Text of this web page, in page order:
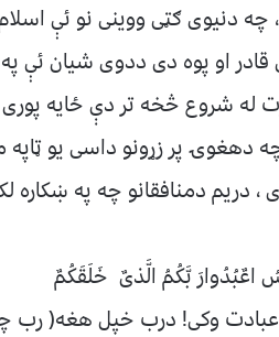
چه دنیوی ګټی ووینی نو ئې
او پوه دی ددوی شیان ئې
شروع څخه تر دې ځایه پوری
چه دهغوۍ پر زړونو داسی یو
، دریم دمنافقانو چه په
اعٌبُدُوارَ بَّکُمُ الَّذیٌ خَلَقَکُمٌ
وکی! درب خپل هغه( رب